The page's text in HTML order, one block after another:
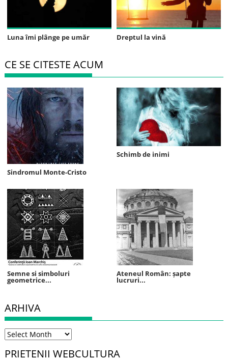
Luna îmi plânge pe umăr Dreptul la vină
CE SE CITESTE ACUM
Sindromul Monte-Cristo
Schimb de inimi
Semne si simboluri
geometrice...
Ateneul Român: șapte
lucruri...
ARHIVA
Arhiva
PRIETENII WEBCULTURA